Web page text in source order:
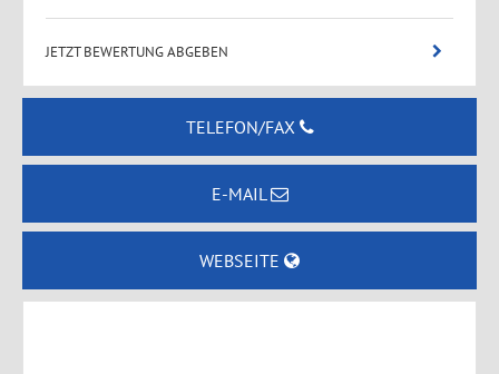
JETZT BEWERTUNG ABGEBEN
TELEFON/FAX
E-MAIL
WEBSEITE